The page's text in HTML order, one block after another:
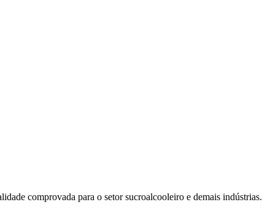
comprovada para o setor sucroalcooleiro e demais indústrias.